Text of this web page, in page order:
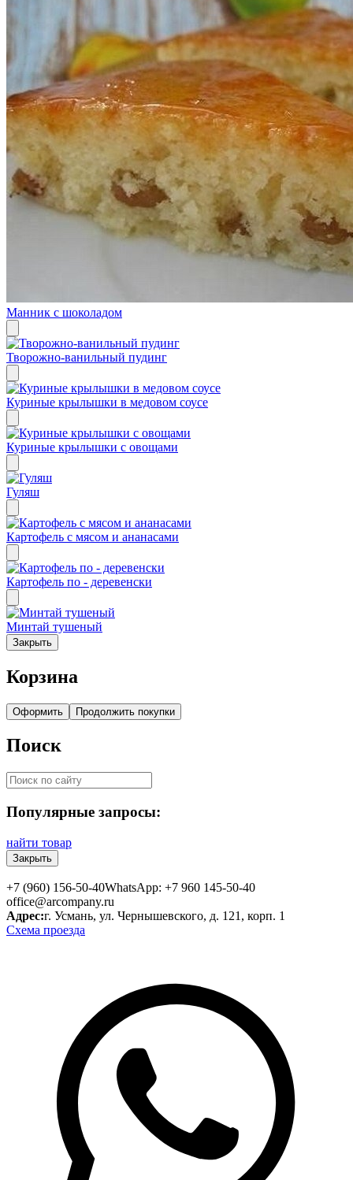
Манник с шоколадом
Творожно-ванильный пудинг
Куриные крылышки в медовом соусе
Куриные крылышки с овощами
Гуляш
Картофель с мясом и ананасами
Картофель по - деревенски
Минтай тушеный
Закрыть
Корзина
Оформить Продолжить покупки
Поиск
Популярные запросы:
найти товар
Закрыть
+7 (960) 156-50-40WhatsApp: +7 960 145-50-40
office@arcompany.ru
Адрес:г. Усмань, ул. Чернышевского, д. 121, корп. 1
Схема проезда